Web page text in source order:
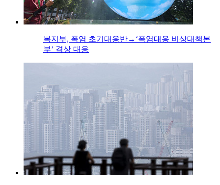
복지부, 폭염 초기대응반→‘폭염대응 비상대책본
부’ 격상 대응